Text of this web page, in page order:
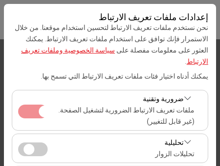
إعدادات ملفات تعريف الارتباط
نحن نستخدم ملفات تعريف الارتباط لتحسين استخدام موقعنا. من خلال
الاستمرار فإنك توافق على استخدام ملفات تعريف الارتباط. يمكنك
العثور على معلومات مفصلة على سياسة الخصوصية وملفات تعريف
الارتباط
يمكنك أدناه اختيار فئات ملفات تعريف الارتباط التي تسمح بها.
ضرورية وتقنية
ملفات تعريف الارتباط الضرورية لتشغيل الصفحة.
(غير قابل للتغيير)
تعد ملفات تعريف الارتباط هذه ضرورية لعمل الموقع بشكل
صحيح، والأمان، وإدارة الجلسات، والوظائف الأساسية. لا يمكن
تعطيلها.
تحليلية
تحليلات الزوار
بيك اب الموقع
Mersin
تحديد موقع مختلف الانزال
تاريخ الالتقاط والوقت